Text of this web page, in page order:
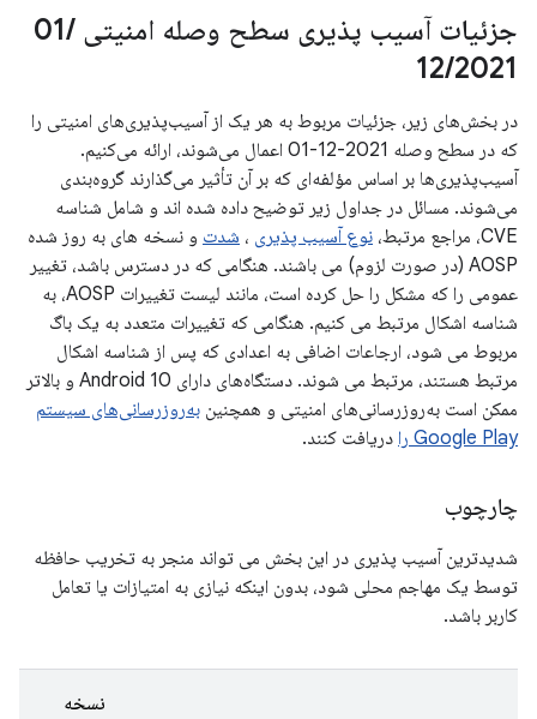
جزئیات آسیب پذیری سطح وصله امنیتی 01 /
12/2021
در بخش‌های زیر، جزئیات مربوط به هر یک از آسیب‌پذیری‌های امنیتی را
که در سطح وصله 2021-12-01 اعمال می‌شوند، ارائه می‌کنیم.
آسیب‌پذیری‌ها بر اساس مؤلفه‌ای که بر آن تأثیر می‌گذارند گروه‌بندی
می‌شوند. مسائل در جداول زیر توضیح داده شده اند و شامل شناسه
CVE، مراجع مرتبط،
نوع آسیب پذیری ، شدت و نسخه های به روز شده
AOSP (در صورت لزوم) می باشند. هنگامی که در دسترس باشد، تغییر
عمومی را که مشکل را حل کرده است، مانند لیست تغییرات AOSP، به
شناسه اشکال مرتبط می کنیم. هنگامی که تغییرات متعدد به یک باگ
مربوط می شود، ارجاعات اضافی به اعدادی که پس از شناسه اشکال
مرتبط هستند، مرتبط می شوند. دستگاه‌های دارای Android 10 و بالاتر
ممکن است به‌روزرسانی‌های امنیتی و همچنین به‌روزرسانی‌های سیستم
Google Play را
دریافت کنند.
چارچوب
شدیدترین آسیب پذیری در این بخش می تواند منجر به تخریب حافظه
توسط یک مهاجم محلی شود، بدون اینکه نیازی به امتیازات یا تعامل
کاربر باشد.
نسخه